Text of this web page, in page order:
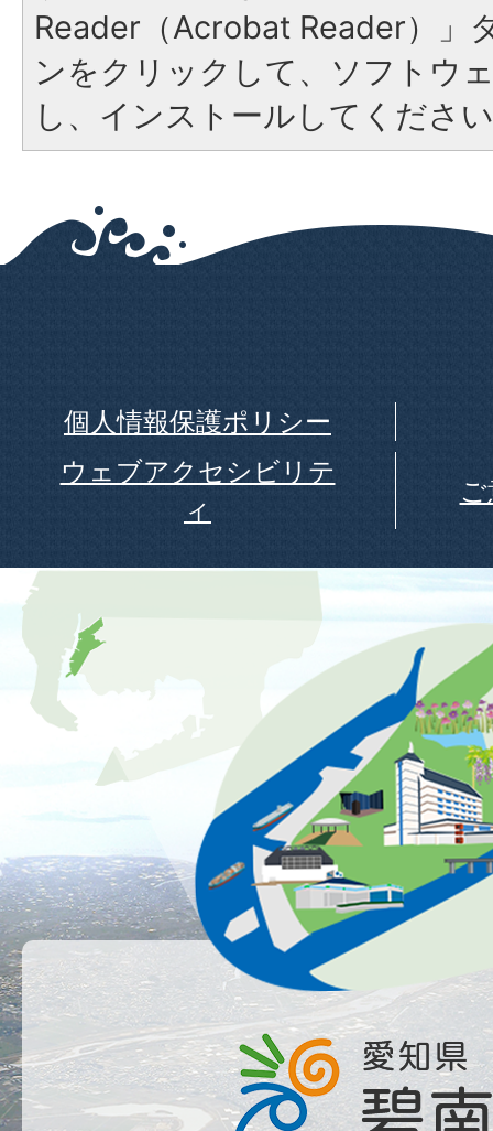
Reader（Acrobat Reader）」
ンをクリックして、ソフトウ
し、インストールしてくださ
個人情報保護ポリシー
ウェブアクセシビリテ
ィ